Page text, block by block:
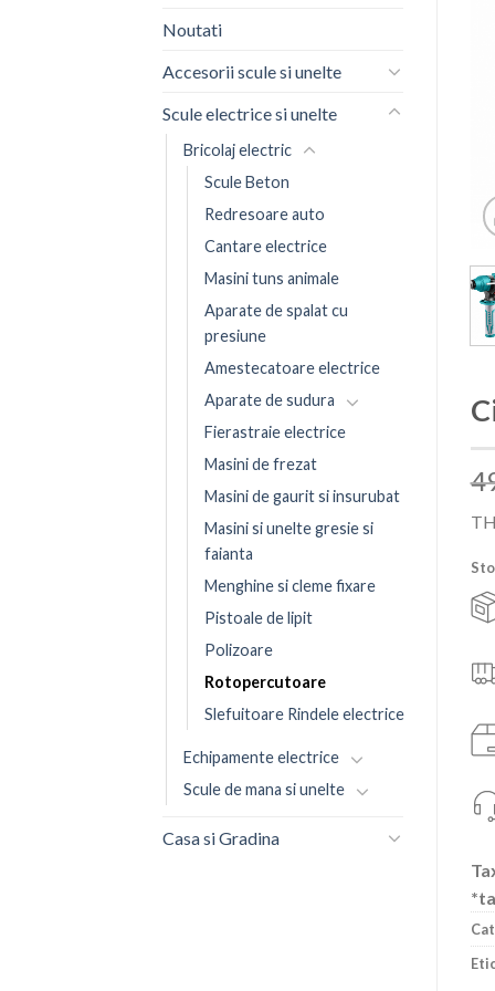
Noutati
Accesorii scule si unelte
Scule electrice si unelte
Bricolaj electric
Scule Beton
Redresoare auto
Cantare electrice
Masini tuns animale
Aparate de spalat cu
presiune
Amestecatoare electrice
Aparate de sudura
Fierastraie electrice
Masini de frezat
Masini de gaurit si insurubat
Masini si unelte gresie si
faianta
Menghine si cleme fixare
Pistoale de lipit
Polizoare
Rotopercutoare
Slefuitoare Rindele electrice
Echipamente electrice
Scule de mana si unelte
Casa si Gradina